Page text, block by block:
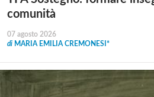
comunità
07 agosto 2026
di MARIA EMILIA CREMONESI*